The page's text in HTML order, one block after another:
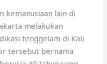
kemanusiaan lain di
melakukan
tenggelam di Kali
tersebut bernama